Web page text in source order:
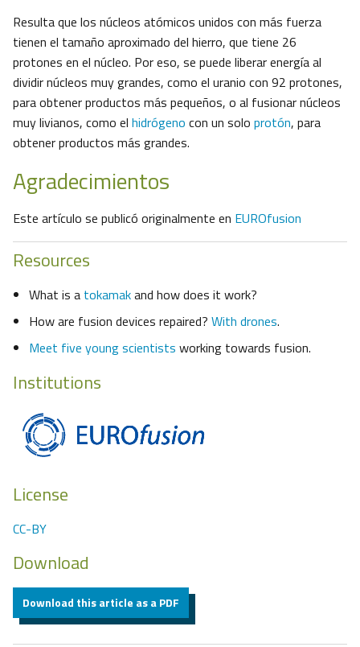
Resulta que los núcleos atómicos unidos con más fuerza
tienen el tamaño aproximado del hierro, que tiene 26
protones en el núcleo. Por eso, se puede liberar energía al
dividir núcleos muy grandes, como el uranio con 92 protones,
para obtener productos más pequeños, o al fusionar núcleos
muy livianos, como el hidrógeno con un solo protón, para
obtener productos más grandes.
Agradecimientos
Este artículo se publicó originalmente en EUROfusion
Resources
What is a tokamakand how does it work?
How are fusion devices repaired? With drones.
Meet five young scientists working towards fusion.
Institutions
License
CC-BY
Download
Download this article as a PDF